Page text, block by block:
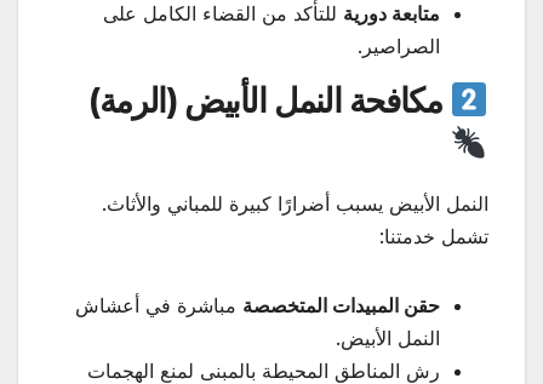
متابعة دورية للتأكد من القضاء الكامل على
الصراصير.
مكافحة النمل الأبيض (الرمة)
النمل الأبيض يسبب أضرارًا كبيرة للمباني والأثاث.
تشمل خدمتنا:
حقن المبيدات المتخصصة مباشرة في أعشاش
النمل الأبيض.
رش المناطق المحيطة بالمبنى لمنع الهجمات